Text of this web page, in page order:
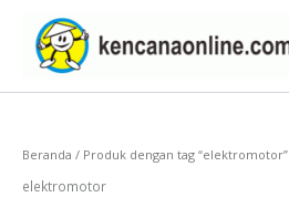
konten
Beranda / Produk dengan tag “elektromotor”
elektromotor